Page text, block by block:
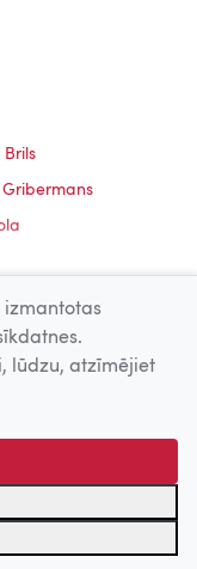
Brils
Gribermans
Uz augšu
sistēmu
izmantotas
lūdzu, atzīmējiet